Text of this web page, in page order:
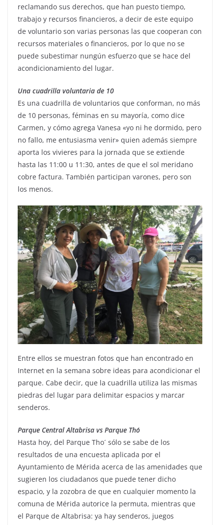
reclamando sus derechos, que han puesto tiempo,
trabajo y recursos financieros, a decir de este equipo
de voluntario son varias personas las que cooperan con
recursos materiales o financieros, por lo que no se
puede subestimar nungún esfuerzo que se hace del
acondicionamiento del lugar.
Una cuadrilla voluntaria de 10
Es una cuadrilla de voluntarios que conforman, no más
de 10 personas, féminas en su mayoría, como dice
Carmen, y cómo agrega Vanesa «yo ni he dormido, pero
no fallo, me entusiasma venir» quien además siempre
aporta los vivieres para la jornada que se extiende
hasta las 11:00 u 11:30, antes de que el sol meridano
cobre factura. También participan varones, pero son
los menos.
Entre ellos se muestran fotos que han encontrado en
Internet en la semana sobre ideas para acondicionar el
parque. Cabe decir, que la cuadrilla utiliza las mismas
piedras del lugar para delimitar espacios y marcar
senderos.
Parque Central Altabrisa vs Parque Tho´
Hasta hoy, del Parque Tho´ sólo se sabe de los
resultados de una encuesta aplicada por el
Ayuntamiento de Mérida acerca de las amenidades que
sugieren los ciudadanos que puede tener dicho
espacio, y la zozobra de que en cualquier momento la
comuna de Mérida autorice la permuta, mientras que
el Parque de Altabrisa: ya hay senderos, juegos